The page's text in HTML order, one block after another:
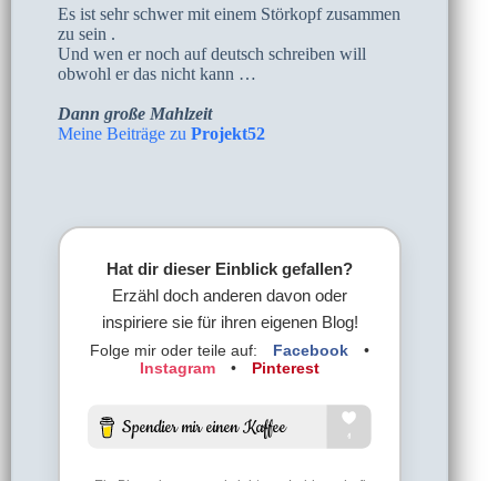
Es ist sehr schwer mit einem Störkopf zusammen
zu sein .
Und wen er noch auf deutsch schreiben will
obwohl er das nicht kann …
Dann große Mahlzeit
Meine Beiträge zu Projekt52
Hat dir dieser Einblick gefallen?
Erzähl doch anderen davon oder
inspiriere sie für ihren eigenen Blog!
Folge mir oder teile auf: Facebook
•
Instagram
• Pinterest